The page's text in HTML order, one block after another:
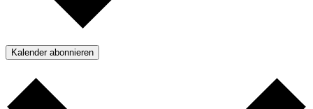
Kalender abonnieren